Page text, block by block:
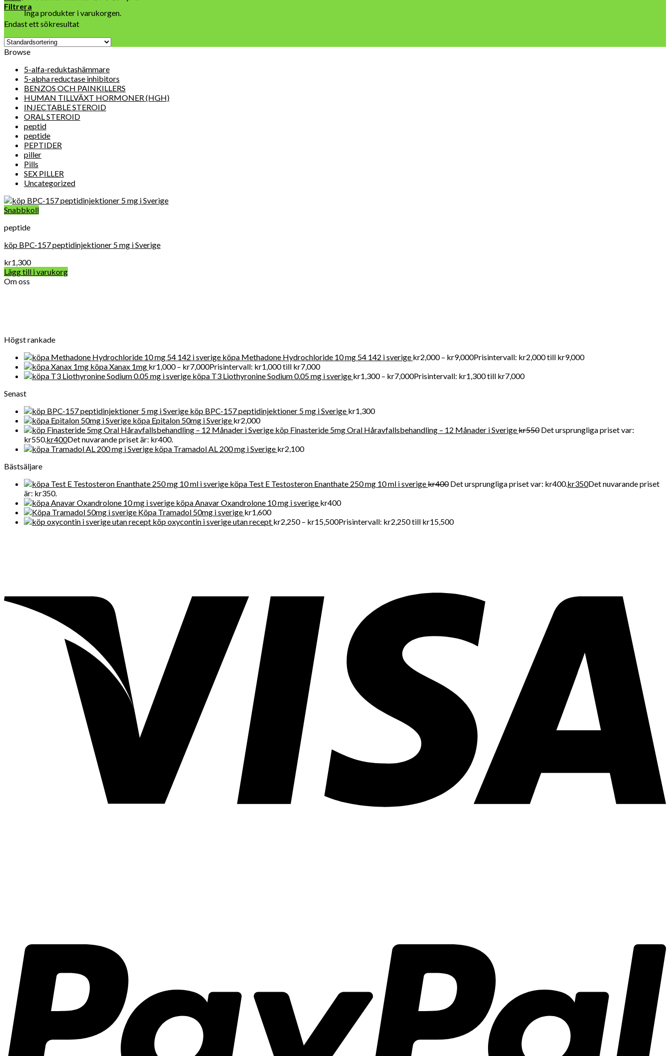
Inga produkter i varukorgen.
Filtrera
Endast ett sökresultat
Browse
5-alfa-reduktashämmare
5-alpha reductase inhibitors
BENZOS OCH PAINKILLERS
HUMAN TILLVÄXT HORMONER (HGH)
INJECTABLE STEROID
ORAL STEROID
peptid
peptide
PEPTIDER
piller
Pills
SEX PILLER
Uncategorized
Snabbkoll
peptide
köp BPC-157 peptidinjektioner 5 mg i Sverige
kr1,300
Lägg till i varukorg
Om oss
Högst rankade
köpa Methadone Hydrochloride 10 mg 54 142 i sverige kr2,000 – kr9,000Prisintervall: kr2,000 till kr9,000
köpa Xanax 1mg kr1,000 – kr7,000Prisintervall: kr1,000 till kr7,000
köpa T3 Liothyronine Sodium 0.05 mg i sverige kr1,300 – kr7,000Prisintervall: kr1,300 till kr7,000
Senast
köp BPC-157 peptidinjektioner 5 mg i Sverige kr1,300
köpa Epitalon 50mg i Sverige kr2,000
köp Finasteride 5mg Oral Håravfallsbehandling – 12 Månader i Sverigekr550 Det ursprungliga priset var:
kr550.kr400Det nuvarande priset är: kr400.
köpa Tramadol AL 200 mg i Sverige kr2,100
Bästsäljare
köpa Test E Testosteron Enanthate 250 mg 10 ml i sverigekr400 Det ursprungliga priset var: kr400.kr350Det nuvarande priset
är: kr350.
köpa Anavar Oxandrolone 10 mg i sverige kr400
Köpa Tramadol 50mg i sverige kr1,600
köp oxycontin i sverige utan recept kr2,250 – kr15,500Prisintervall: kr2,250 till kr15,500